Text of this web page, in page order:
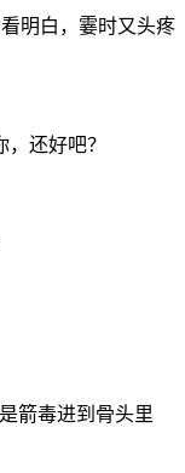
明白，霎时又头疼
还好吧？
箭毒进到骨头里